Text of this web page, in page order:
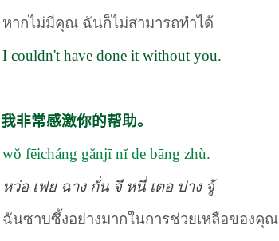
หากไม่มีคุณ ฉันก็ไม่สามารถทำได้
I couldn't have done it without you.
我非常感激你的帮助。
wŏ fēicháng gănjī nĭ de bāng zhù.
หว่อ เฟย ฉาง กั่น จี หนี่ เตอ ปาง จู้
ฉันซาบซึ้งอย่างมากในการช่วยเหลือของคุณ